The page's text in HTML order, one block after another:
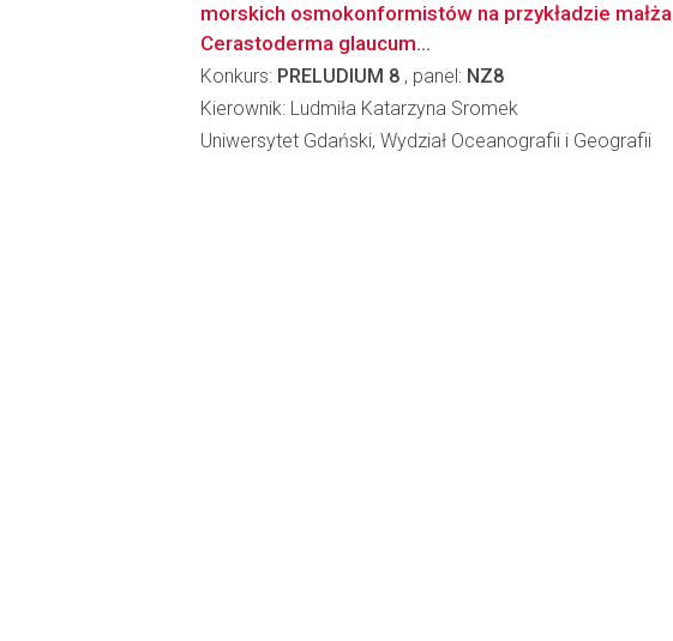
morskich osmokonformistów na przykładzie małża
Cerastoderma glaucum...
Konkurs: PRELUDIUM 8 , panel: NZ8
Kierownik: Ludmiła Katarzyna Sromek
Uniwersytet Gdański, Wydział Oceanografii i Geografii